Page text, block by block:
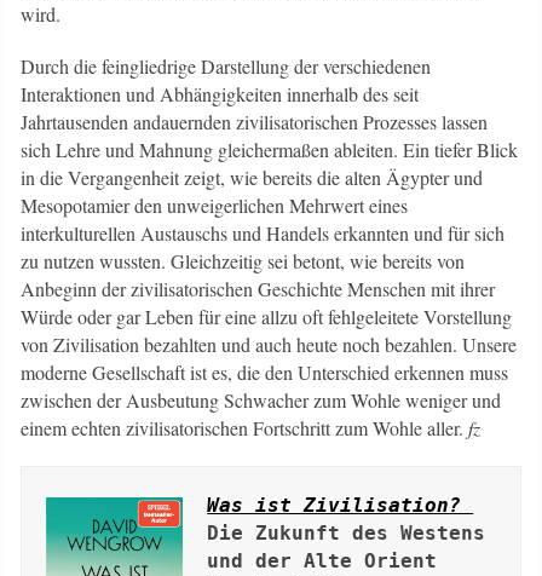
wird.
Durch die feingliedrige Darstellung der verschiedenen
Interaktionen und Abhängigkeiten innerhalb des seit
Jahrtausenden andauernden zivilisatorischen Prozesses lassen
sich Lehre und Mahnung gleichermaßen ableiten. Ein tiefer Blick
in die Vergangenheit zeigt, wie bereits die alten Ägypter und
Mesopotamier den unweigerlichen Mehrwert eines
interkulturellen Austauschs und Handels erkannten und für sich
zu nutzen wussten. Gleichzeitig sei betont, wie bereits von
Anbeginn der zivilisatorischen Geschichte Menschen mit ihrer
Würde oder gar Leben für eine allzu oft fehlgeleitete Vorstellung
von Zivilisation bezahlten und auch heute noch bezahlen. Unsere
moderne Gesellschaft ist es, die den Unterschied erkennen muss
zwischen der Ausbeutung Schwacher zum Wohle weniger und
einem echten zivilisatorischen Fortschritt zum Wohle aller.fz
Was ist Zivilisation?
Die Zukunft des Westens
und der Alte Orient